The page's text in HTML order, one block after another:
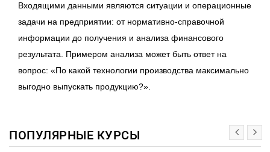
Входящими данными являются ситуации и операционные
задачи на предприятии: от нормативно-справочной
информации до получения и анализа финансового
результата. Примером анализа может быть ответ на
вопрос: «По какой технологии производства максимально
выгодно выпускать продукцию?».
ПОПУЛЯРНЫЕ КУРСЫ